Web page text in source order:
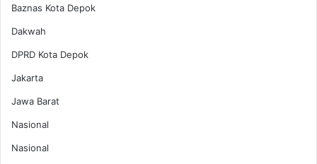
Baznas Kota Depok
Dakwah
DPRD Kota Depok
Jakarta
Jawa Barat
Nasional
Nasional